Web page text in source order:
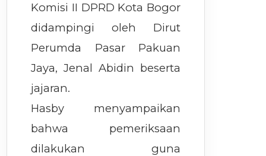
Komisi II DPRD Kota Bogor
didampingi oleh Dirut
Perumda Pasar Pakuan
Jaya, Jenal Abidin beserta
jajaran.
Hasby menyampaikan
bahwa pemeriksaan
dilakukan guna